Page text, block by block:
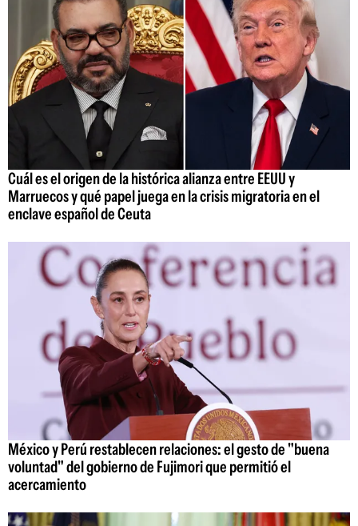
Cuál es el origen de la histórica alianza entre EEUU y
Marruecos y qué papel juega en la crisis migratoria en el
enclave español de Ceuta
México y Perú restablecen relaciones: el gesto de "buena
voluntad" del gobierno de Fujimori que permitió el
acercamiento